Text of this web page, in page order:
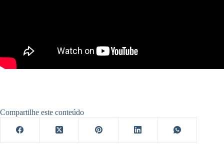
Compartilhe este conteúdo